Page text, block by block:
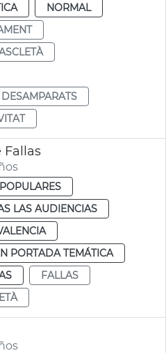
NORMAL
Fallas
LAS AUDIENCIAS
PORTADA TEMÁTICA
FALLAS